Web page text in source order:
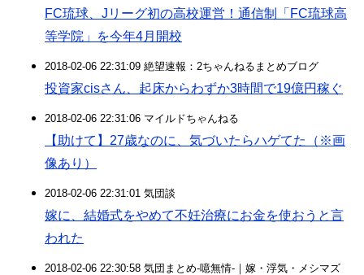
FC琉球、Jリーグ初の高校運営！通信制「FC琉球高
等学院」を今年4月開校
2018-02-06 22:31:09 絶望速報：2ちゃんねるまとめブログ
投資家cisさん、起床からわずか3時間で19億円稼ぐ
2018-02-06 22:31:06 マイルドちゃんねる
【助けて】27歳なのに、気づいたらハゲてた（※画
像あり）
2018-02-06 22:31:01 気団談
嫁に、結婚式をやめて不妊治療にお金を使おうと言
われた
2018-02-06 22:30:58 気団まとめ-噫無情-｜嫁・浮気・メシマズ